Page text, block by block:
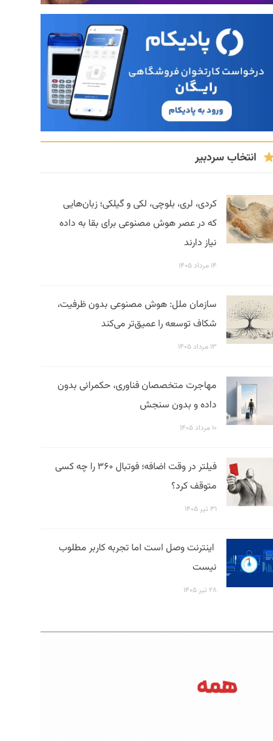
انتخاب سردبیر
کردی، لری، بلوچی، لکی و گیلکی؛ زبان‌هایی
که در عصر هوش مصنوعی برای بقا به داده
نیاز دارند
۱۴ مرداد ۱۴۰۵
سازمان ملل: هوش مصنوعی بدون ظرفیت،
شکاف توسعه را عمیق‌تر می‌کند
۱۳ مرداد ۱۴۰۵
مهاجرت متخصصان فناوری، حکمرانی بدون
داده و بدون سنجش
۱۰ مرداد ۱۴۰۵
فیلتر در وقت اضافه؛ فوتبال ۳۶۰ را چه کسی
متوقف کرد؟
۳۱ تیر ۱۴۰۵
اینترنت وصل است اما تجربه کاربر مطلوب
نیست
۲۸ تیر ۱۴۰۵